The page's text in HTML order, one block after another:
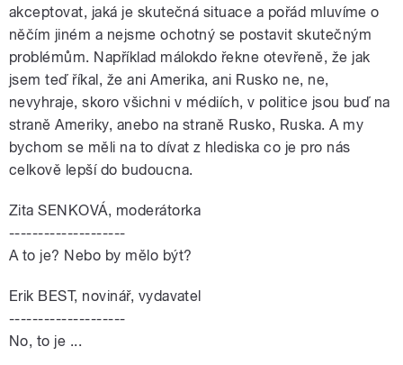
akceptovat, jaká je skutečná situace a pořád mluvíme o
něčím jiném a nejsme ochotný se postavit skutečným
problémům. Například málokdo řekne otevřeně, že jak
jsem teď říkal, že ani Amerika, ani Rusko ne, ne,
nevyhraje, skoro všichni v médiích, v politice jsou buď na
straně Ameriky, anebo na straně Rusko, Ruska. A my
bychom se měli na to dívat z hlediska co je pro nás
celkově lepší do budoucna.
Zita SENKOVÁ, moderátorka
--------------------
A to je? Nebo by mělo být?
Erik BEST, novinář, vydavatel
--------------------
No, to je ...